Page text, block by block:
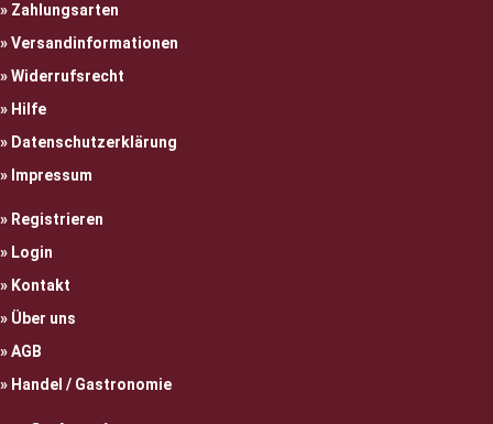
Zahlungsarten
Versandinformationen
Widerrufsrecht
Hilfe
Datenschutzerklärung
Impressum
Registrieren
Login
Kontakt
Über uns
AGB
Handel / Gastronomie